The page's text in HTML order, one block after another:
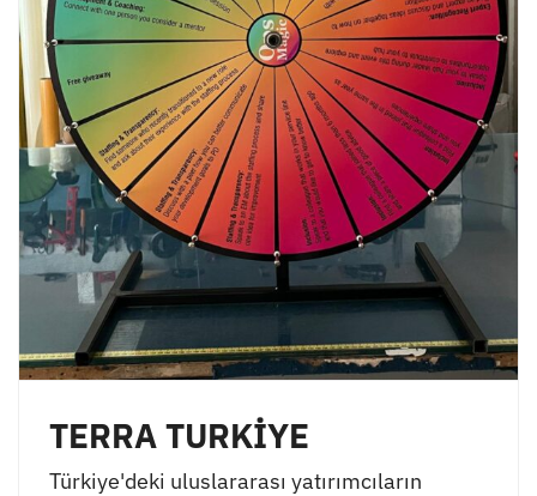
TERRA TURKİYE
Türkiye'deki uluslararası yatırımcıların